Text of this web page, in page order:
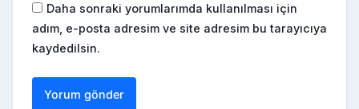
Daha sonraki yorumlarımda kullanılması için
adım, e-posta adresim ve site adresim bu tarayıcıya
kaydedilsin.